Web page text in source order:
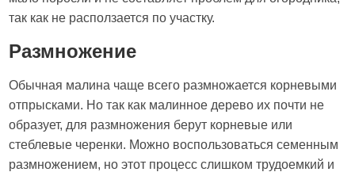
так как не расползается по участку.
Размножение
Обычная малина чаще всего размножается корневыми
отпрысками. Но так как малинное дерево их почти не
образует, для размножения берут корневые или
стеблевые черенки. Можно воспользоваться семенным
размножением, но этот процесс слишком трудоемкий и